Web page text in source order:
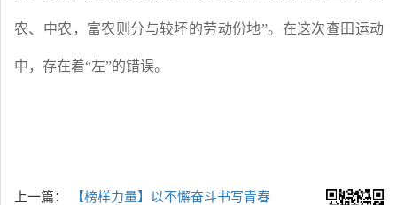
农、中农，富农则分与较坏的劳动份地”。在这次查田运动
中，存在着“左”的错误。
上一篇：
【榜样力量】以不懈奋斗书写青春